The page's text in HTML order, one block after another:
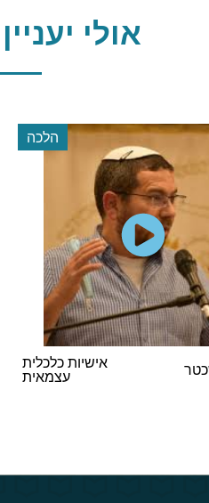
אולי
הלכה
אישיות כלכלית
עצמאית